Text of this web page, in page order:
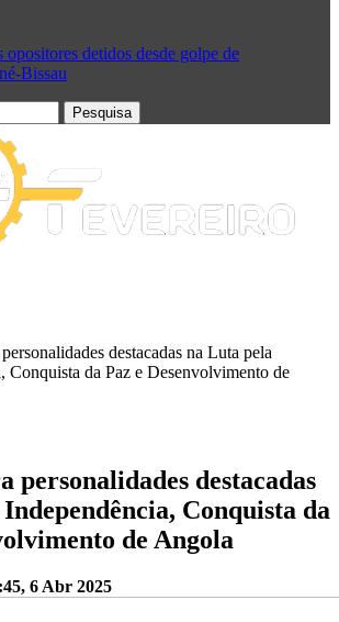
opositores detidos desde golpe de
Bissau
destacadas na Luta pela
Conquista da Paz e Desenvolvimento de
personalidades destacadas
Conquista da
de Angola
6 Abr 2025